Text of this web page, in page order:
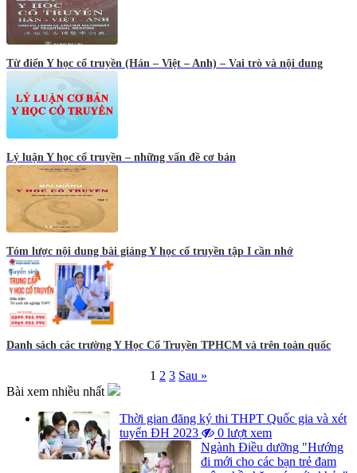
Từ điển Y học cổ truyền (Hán – Việt – Anh) – Vai trò và nội dung
Lý luận Y học cổ truyền – những vấn đề cơ bản
Tóm lược nội dung bài giảng Y học cổ truyền tập I cần nhớ
Danh sách các trường Y Học Cổ Truyền TPHCM và trên toàn quốc
trang
bài
1 2 3 Sau »
Bài xem nhiều nhất
Thời gian đăng ký thi THPT Quốc gia và xét
tuyển ĐH 2023
0 lượt xem
Ngành Điều dưỡng "Hướng
đi mới cho các bạn trẻ đam